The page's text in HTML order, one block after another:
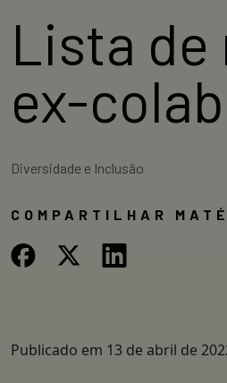
Lista de
ex-
Diversidade e Inclusão
COMPARTILHAR
Publicado em 13 de abril de